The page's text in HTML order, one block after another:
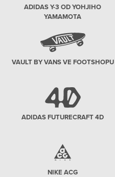
ADIDAS Y-3 OD YOHJIHO
YAMAMOTA
VAULT BY VANS VE FOOTSHOPU
ADIDAS FUTURECRAFT 4D
NIKE ACG